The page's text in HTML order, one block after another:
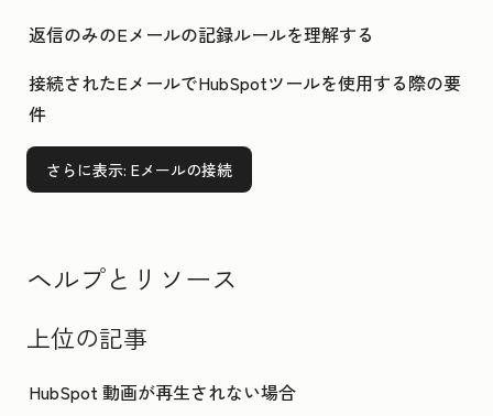
返信のみのEメールの記録ルールを理解する
接続されたEメールでHubSpotツールを使用する際の要
件
さらに表示: Eメールの接続
ヘルプとリソース
上位の記事
HubSpot 動画が再生されない場合